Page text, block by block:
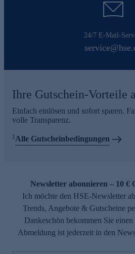
24/7 E-Mail-
Ihre Gutschein-Vorteile
Einfach einlösen und sofort sparen.
volle Transparenz.
1Alle Gutscheinbedingungen
Newsletter abonnieren – 10 €
Ich möchte den HSE-Newsletter
Trends, Angebote & Gutscheine
Dankeschön bekommen Sie
Abmeldung ist jederzeit in den